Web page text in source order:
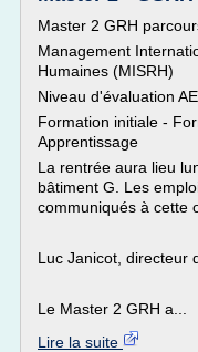
Master 2 GRH
Management
Humaines (MISRH)
Niveau d'évaluation
Formation initiale -
Apprentissage
La rentrée aura lieu
bâtiment G. Les
communiqués à cette
Luc Janicot, directeur
Le Master 2 GRH a...
Lire la suite